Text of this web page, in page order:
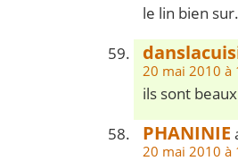
le lin bien
20 mai 2010 à
ils sont
PHANINIE
20 mai 2010 à